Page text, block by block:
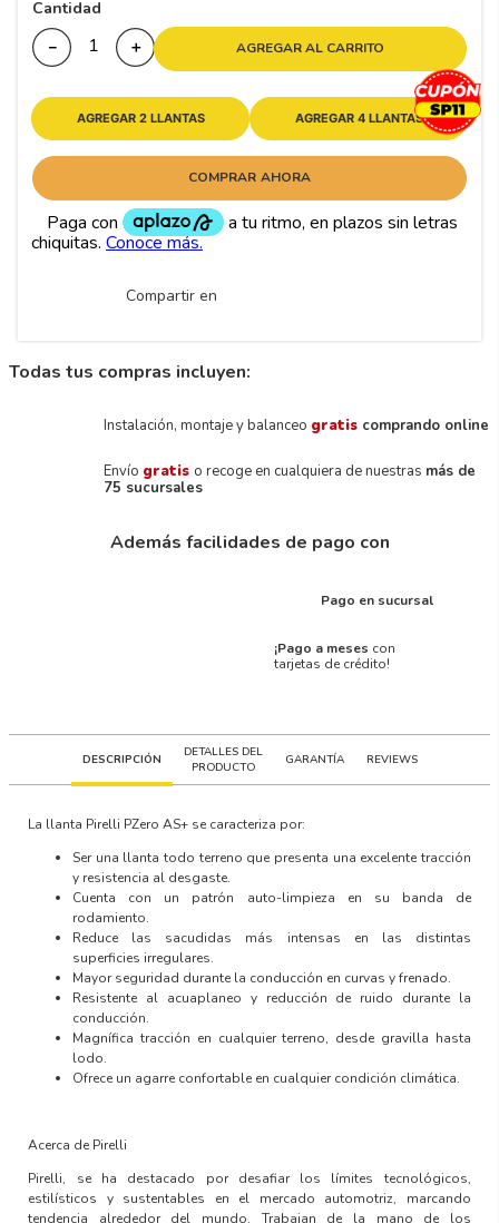
Cantidad
＋
－ AGREGAR AL CARRITO
AGREGAR 2 LLANTAS AGREGAR 4 LLANTAS
COMPRAR AHORA
Compartir en
Todas tus compras incluyen:
Instalación, montaje y balanceo gratis comprando online
Envío gratis o recoge en cualquiera de nuestras más de
75 sucursales
Además facilidades de pago con
Pago en sucursal
¡Pago a meses con
tarjetas de crédito!
DESCRIPCIÓN
DETALLES DEL
PRODUCTO
GARANTÍA REVIEWS
La llanta Pirelli PZero AS+ se caracteriza por:
Ser una llanta todo terreno que presenta una excelente tracción
y resistencia al desgaste.
Cuenta con un patrón auto-limpieza en su banda de
rodamiento.
Reduce las sacudidas más intensas en las distintas
superficies irregulares.
Mayor seguridad durante la conducción en curvas y frenado.
Resistente al acuaplaneo y reducción de ruido durante la
conducción.
Magnífica tracción en cualquier terreno, desde gravilla hasta
lodo.
Ofrece un agarre confortable en cualquier condición climática.
Acerca de Pirelli
Pirelli, se ha destacado por desafiar los límites tecnológicos,
estilísticos y sustentables en el mercado automotriz, marcando
tendencia alrededor del mundo. Trabajan de la mano de los